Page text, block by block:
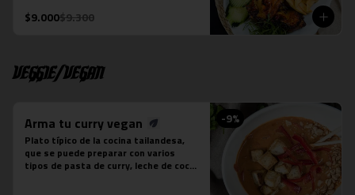
$9.000$9.300
Veggie/Vegan
-9%
Arma tu curry vegan
Plato típico de la cocina tailandesa,
que se puede preparar con varios
tipos de pasta de curry, leche de coco